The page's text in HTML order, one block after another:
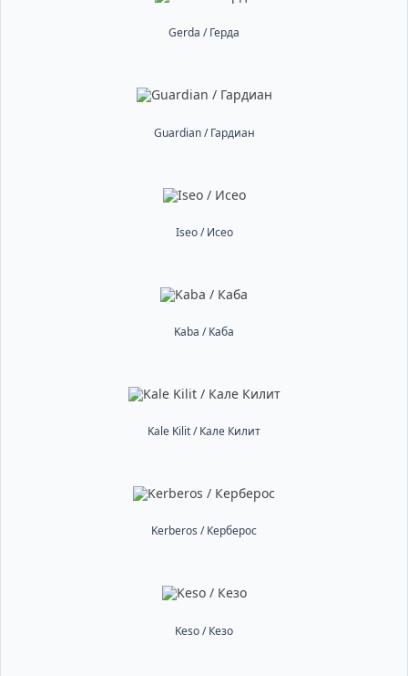
Gerda / Герда
Guardian / Гардиан
Iseo / Исео
Kaba / Каба
Kale Kilit / Кале Килит
Kerberos / Керберос
Keso / Кезо